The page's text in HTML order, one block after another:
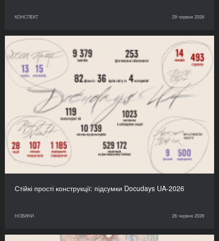
КОНСПЕКТ 29 червня 2026
Стійкі прості конструкції: підсумки Docudays UA-2026
НОВИНИ 26 червня 2026